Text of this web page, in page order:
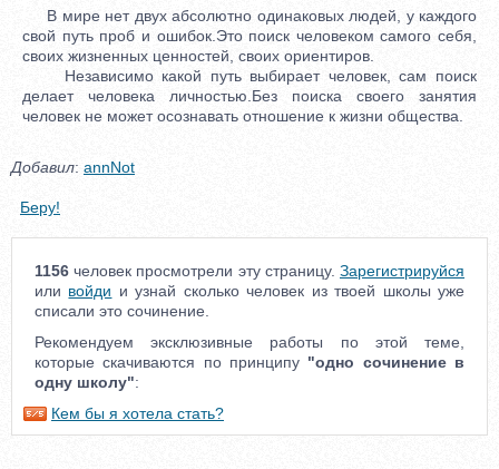
В мире нет двух абсолютно одинаковых людей, у каждого
свой путь проб и ошибок.Это поиск человеком самого себя,
своих жизненных ценностей, своих ориентиров.
Независимо какой путь выбирает человек, сам поиск
делает человека личностью.Без поиска своего занятия
человек не может осознавать отношение к жизни общества.
Добавил: annNot
Беру!
1156 человек просмотрели эту страницу. Зарегистрируйся
или войди и узнай сколько человек из твоей школы уже
списали это сочинение.
Рекомендуем эксклюзивные работы по этой теме,
которые скачиваются по принципу "одно сочинение в
одну школу":
Кем бы я хотела стать?